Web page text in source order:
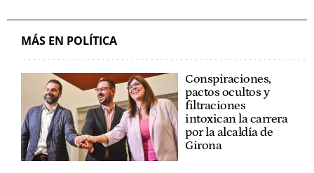
MÁS EN POLÍTICA
Conspiraciones,
pactos ocultos y
filtraciones
intoxican la carrera
por la alcaldía de
Girona